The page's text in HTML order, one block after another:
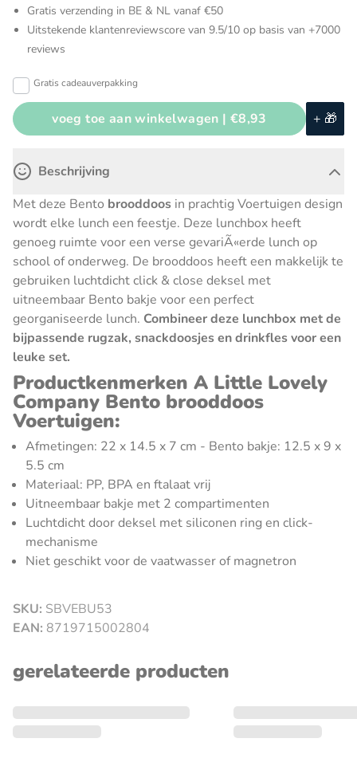
Gratis verzending in BE & NL vanaf €50
Uitstekende klantenreviewscore van 9.5/10 op basis van +7000
reviews
Gratis cadeauverpakking
voeg toe aan winkelwagen | €8,93 + 🎁
Beschrijving
Met deze Bento brooddoos in prachtig Voertuigen design
wordt elke lunch een feestje. Deze lunchbox heeft
genoeg ruimte voor een verse gevariÃ«erde lunch op
school of onderweg. De brooddoos heeft een makkelijk te
gebruiken luchtdicht click & close deksel met
uitneembaar Bento bakje voor een perfect
georganiseerde lunch. Combineer deze lunchbox met de
bijpassende rugzak, snackdoosjes en drinkfles voor een
leuke set.
Productkenmerken A Little Lovely
Company Bento brooddoos
Voertuigen:
Afmetingen: 22 x 14.5 x 7 cm - Bento bakje: 12.5 x 9 x
5.5 cm
Materiaal: PP, BPA en ftalaat vrij
Uitneembaar bakje met 2 compartimenten
Luchtdicht door deksel met siliconen ring en click-
mechanisme
Niet geschikt voor de vaatwasser of magnetron
SKU: SBVEBU53
EAN: 8719715002804
gerelateerde producten